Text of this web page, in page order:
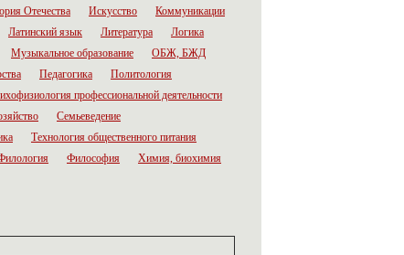
Отечества Искусство
Коммуникации
Латинский язык Литература
Логика
Музыкальное образование
ОБЖ, БЖД
Педагогика
Политология
профессиональной деятельности
Семьеведение
Технология общественного питания
Философия
Химия, биохимия